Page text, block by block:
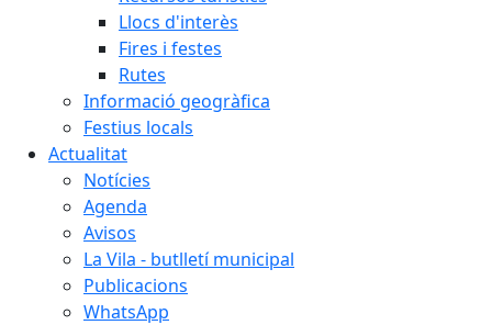
Llocs d'interès
Fires i festes
Rutes
Informació geogràfica
Festius locals
Actualitat
Notícies
Agenda
Avisos
La Vila - butlletí municipal
Publicacions
WhatsApp